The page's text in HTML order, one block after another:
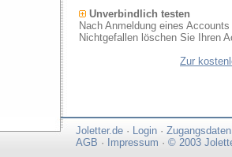
Unverbindlich testen
Nach Anmeldung eines
Nichtgefallen löschen Sie Ihren
Zur
Joletter.de · Login · Zugangsdaten
AGB · Impressum · © 2003